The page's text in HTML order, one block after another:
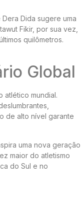
Dida sugere uma
Fikir, por sua vez,
quilômetros.
Global
atlético mundial.
de alto nível garante
uma nova geração
maior do atletismo
do Sul e no